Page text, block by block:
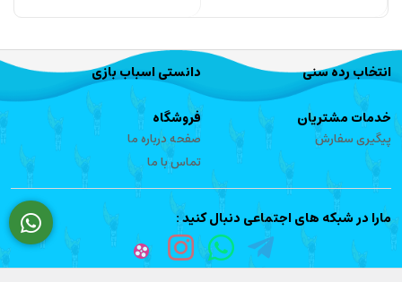
انتخاب رده سنی دانستی اسباب بازی
خدمات مشتریان
پیگیری سفارش
فروشگاه
صفحه درباره ما
تماس با ما
مارا در شبکه های اجتماعی دنبال کنید :